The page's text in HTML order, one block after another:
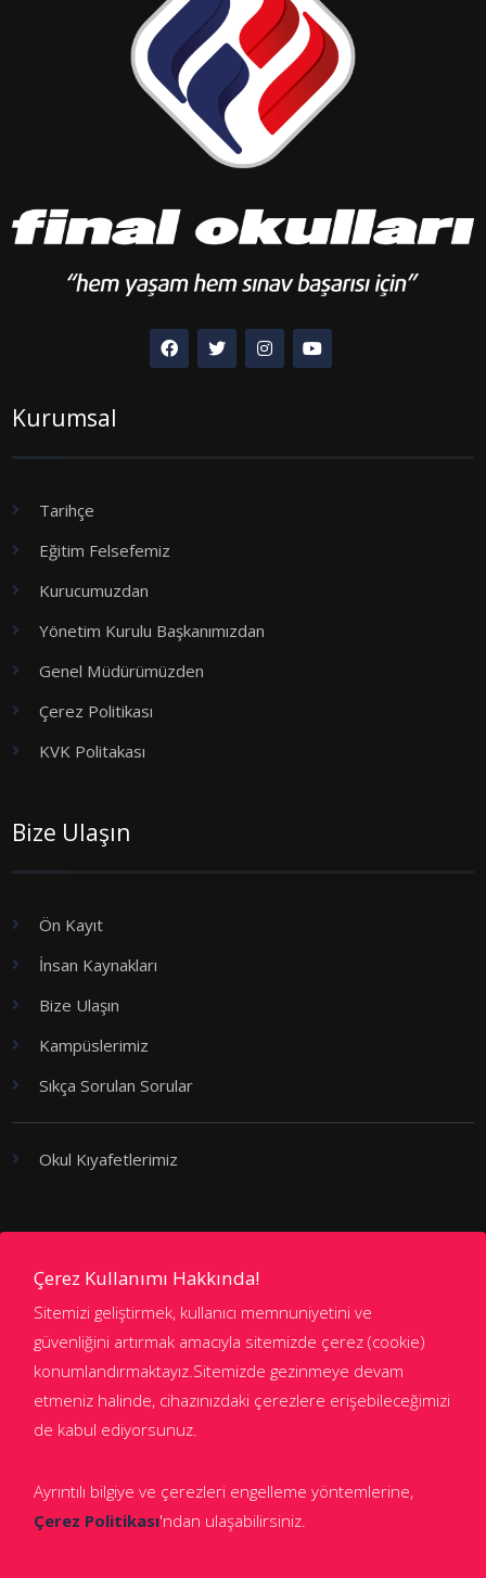
Çerez Kullanımı Hakkında!
Sitemizi geliştirmek, kullanıcı memnuniyetini ve
güvenliğini artırmak amacıyla sitemizde çerez (cookie)
konumlandırmaktayız.Sitemizde gezinmeye devam
etmeniz halinde, cihazınızdaki çerezlere erişebileceğimizi
de kabul ediyorsunuz.
Ayrıntılı bilgiye ve çerezleri engelleme yöntemlerine,
Çerez Politikası'ndan ulaşabilirsiniz.
Kurumsal
Tarihçe
Eğitim Felsefemiz
Kurucumuzdan
Yönetim Kurulu Başkanımızdan
Genel Müdürümüzden
Çerez Politikası
KVK Politakası
Bize Ulaşın
Ön Kayıt
İnsan Kaynakları
Bize Ulaşın
Kampüslerimiz
Sıkça Sorulan Sorular
Okul Kıyafetlerimiz
Kademeler
Anaokulu
İlkokul
Ortaokul